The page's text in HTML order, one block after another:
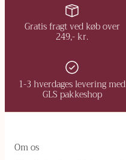
Gratis fragt ved køb over
249,- kr.
1-3 hverdages levering med
GLS pakkeshop
Om os